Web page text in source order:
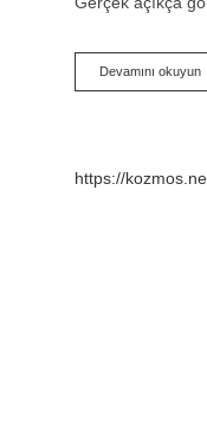
Devamını okuyun
https://